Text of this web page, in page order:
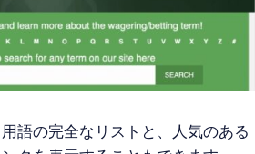
語の完全なリストと、人気のある